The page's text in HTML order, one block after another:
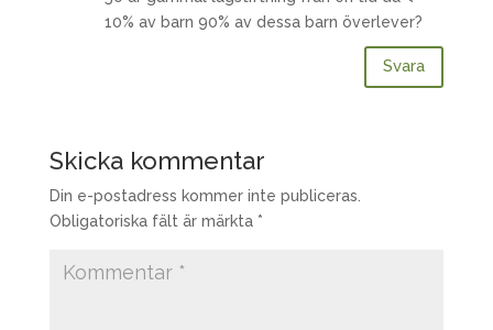
10% av barn 90% av dessa barn överlever?
Svara
Skicka kommentar
Din e-postadress kommer inte publiceras.
Obligatoriska fält är märkta *